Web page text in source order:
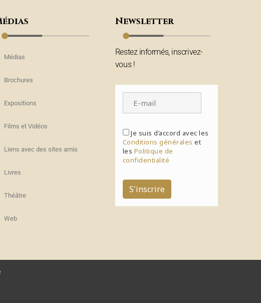
Médias
Brochures
Expositions
Films et Vidéos
Liens avec des sites amis
Livres
Théâtre
Web
Newsletter
Restez informés, inscrivez-
vous !
Je suis d’accord avec les
Conditions générales et
les Politique de
confidentialité
S'inscrire